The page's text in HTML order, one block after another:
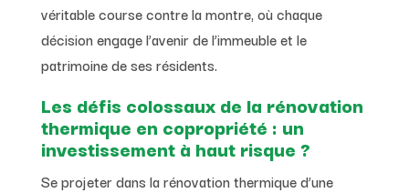
véritable course contre la montre, où chaque
décision engage l’avenir de l’immeuble et le
patrimoine de ses résidents.
Les défis colossaux de la rénovation
thermique en copropriété : un
investissement à haut risque ?
Se projeter dans la rénovation thermique d’une